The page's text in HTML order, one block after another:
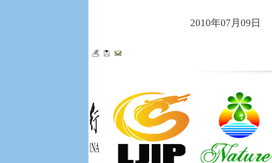
2010年07 月 09 日